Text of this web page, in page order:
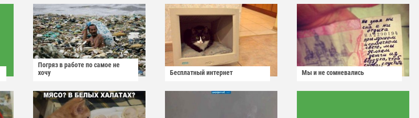
Погряз в работе по самое не
хочу
Бесплатный интернет Мы и не сомневались